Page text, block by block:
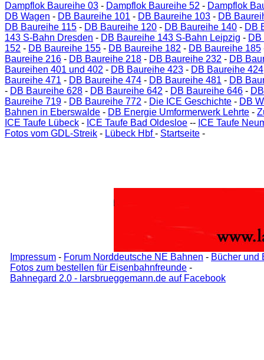
Dampflok Baureihe 03 - Dampflok Baureihe 52 - Dampflok
DB Wagen - DB Baureihe 101 - DB Baureihe 103 - DB
DB Baureihe 115 - DB Baureihe 120 - DB Baureihe 140 - DB
143 S-Bahn Dresden - DB Baureihe 143 S-Bahn Leipzig -
152 - DB Baureihe 155 - DB Baureihe 182 - DB Baureihe 185
Baureihe 216 - DB Baureihe 218 - DB Baureihe 232 - DB
Baureihen 401 und 402 - DB Baureihe 423 - DB Baureihe 424
Baureihe 471 - DB Baureihe 474 - DB Baureihe 481 - DB
- DB Baureihe 628 - DB Baureihe 642 - DB Baureihe 646 -
Baureihe 719 - DB Baureihe 772 - Die ICE Geschichte - DB
Bahnen in Eberswalde - DB Energie Umformerwerk Lehrte -
ICE Taufe Lübeck - ICE Taufe Bad Oldesloe -- ICE Taufe
Fotos vom GDL-Streik - Lübeck Hbf- Startseite -
Impressum - Forum Norddeutsche NE Bahnen - Bücher und
Fotos zum bestellen für Eisenbahnfreunde -
Bahnegard 2.0 - larsbrueggemann.de auf Facebook